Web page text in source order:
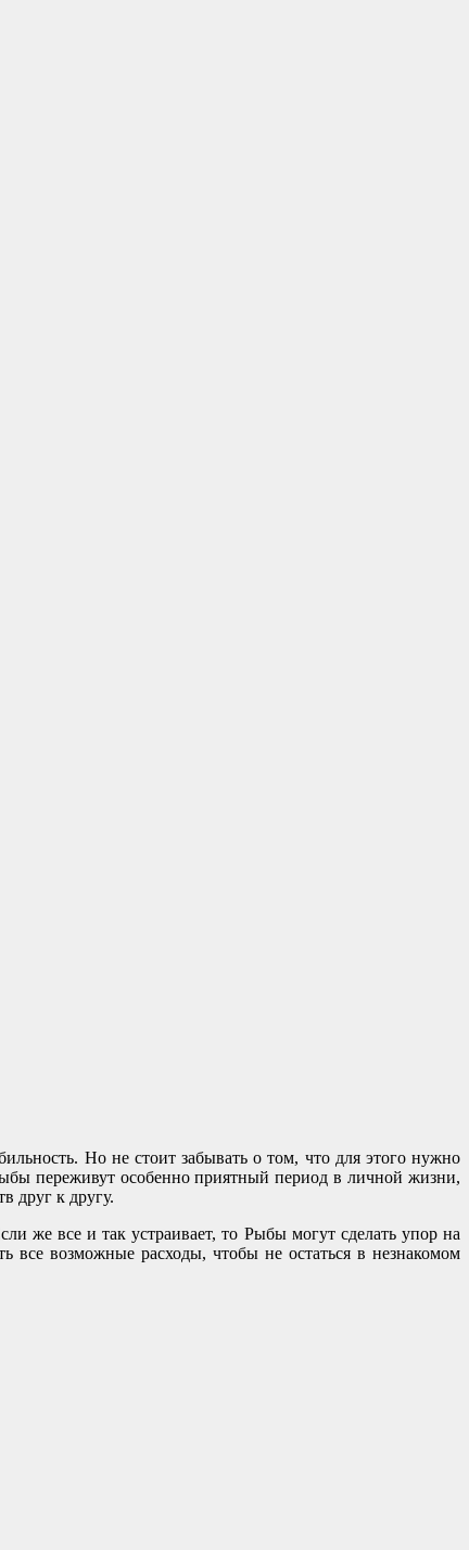
Но не стоит забывать о том, что для этого нужно
переживут особенно приятный период в личной жизни,
друг к другу.
же все и так устраивает, то Рыбы могут сделать упор на
все возможные расходы, чтобы не остаться в незнакомом